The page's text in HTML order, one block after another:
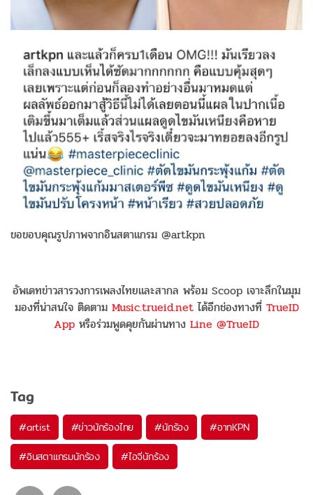
ขอขอบคุณรูปภาพจากอินสตาแกรม @artkpn
อัพเดทข่าวสารวงการเพลงไทยและสากล พร้อม Scoop เจาะลึกในมุม
มองที่น่าสนใจ ติดตาม Music.trueid.netได้อีกช่องทางที่ TrueID
App หรือร่วมพูดคุยกันผ่านทาง Line @TrueID
Tag
#artist #ข่าวนักร้องไทย #นักร้อง #อาทKPN
#อินสตาแกรมนักร้อง #ไอจีนักร้อง